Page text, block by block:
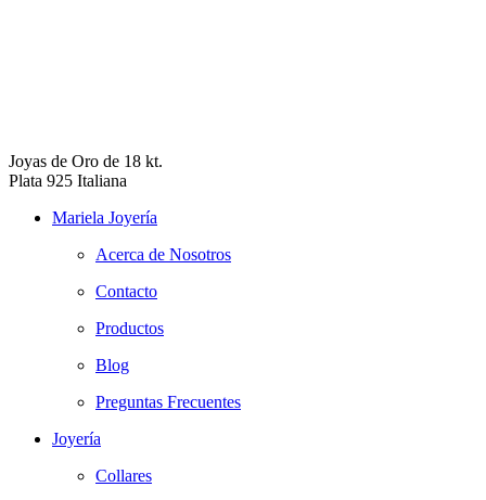
Joyas de Oro de 18 kt.
Plata 925 Italiana
Mariela Joyería
Acerca de Nosotros
Contacto
Productos
Blog
Preguntas Frecuentes
Joyería
Collares